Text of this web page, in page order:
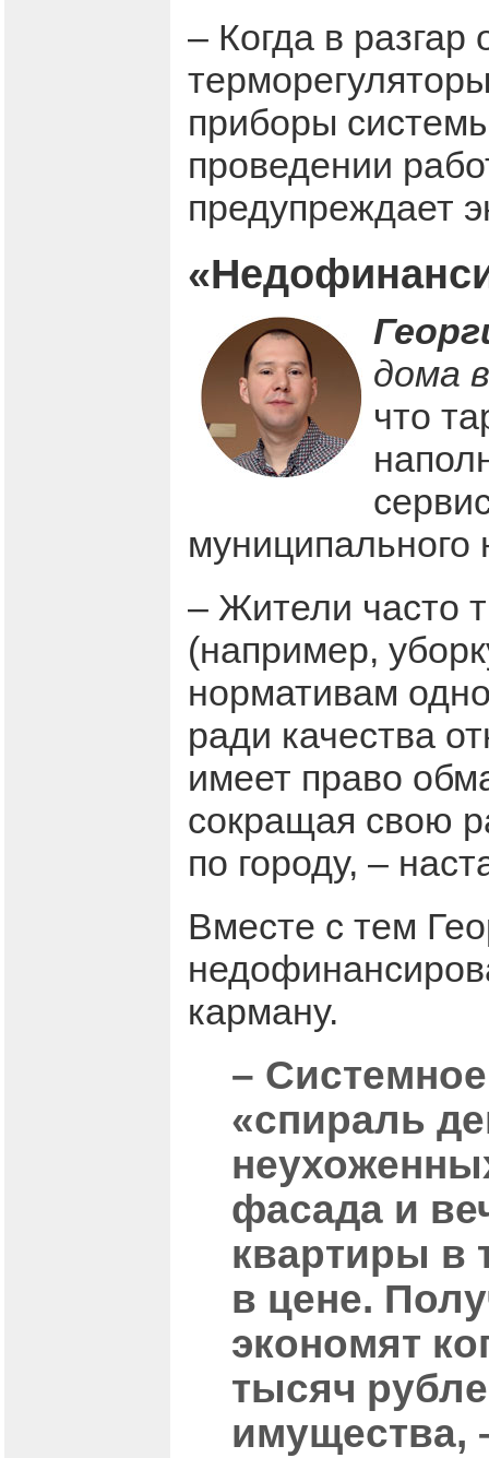
– Когда в разгар
приборы
проведении
предупреждает
дома
что
– Жители часто
(например,
нормативам
ради качества
имеет право
сокращая свою
по городу, –
Вместе с тем
карману.
–
«спираль
фасада и
квартиры в
в цене.
экономят
тысяч
имущества,